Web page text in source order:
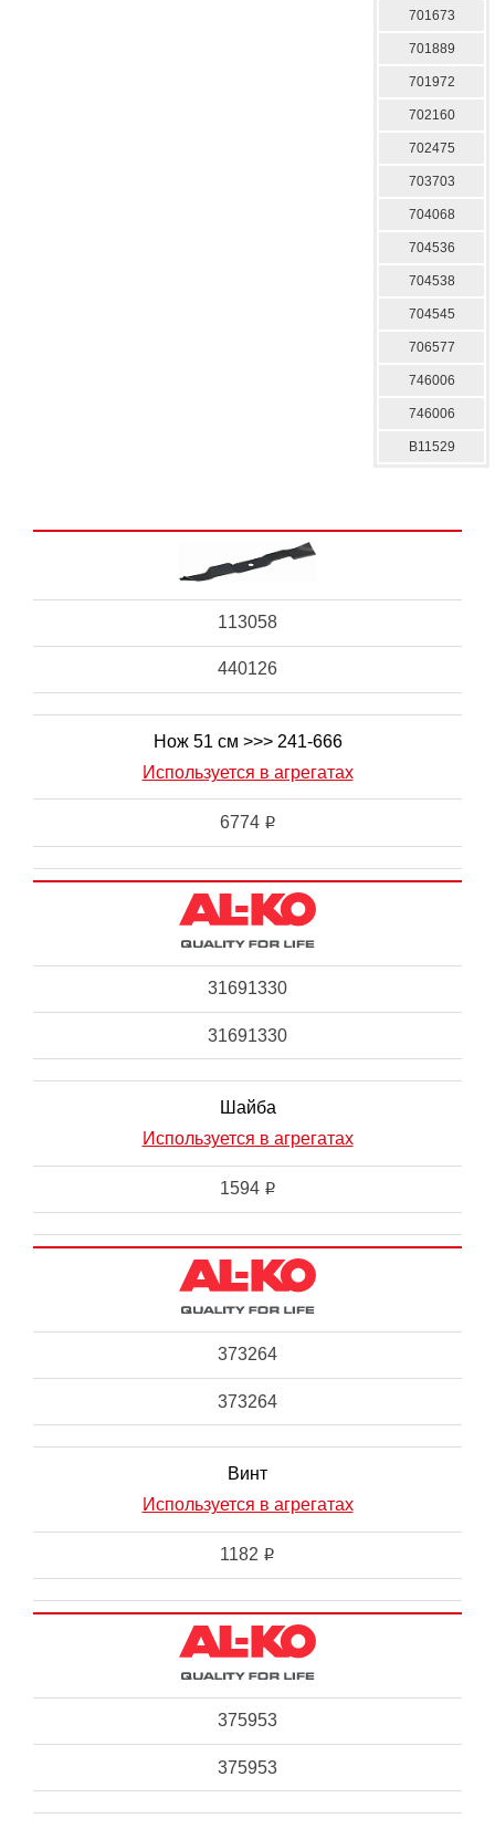
701673
701889
701972
702160
702475
703703
704068
704536
704538
704545
706577
746006
746006
B11529
113058
440126
Нож 51 см >>> 241-666
Используется в агрегатах
6774 i
31691330
31691330
Шайба
Используется в агрегатах
1594 i
373264
373264
Винт
Используется в агрегатах
1182 i
375953
375953